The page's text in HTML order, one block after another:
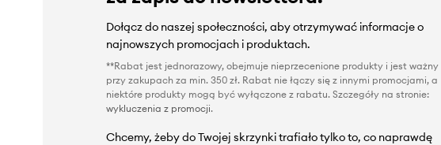
Dołącz do naszej społeczności, aby otrzymywać informacje o
najnowszych promocjach i produktach.
**Rabat jest jednorazowy, obejmuje nieprzecenione produkty i jest ważny
przy zakupach za min. 350 zł. Rabat nie łączy się z innymi promocjami, a
niektóre produkty mogą być wyłączone z rabatu. Szczegóły na stronie:
wykluczenia z promocji.
Chcemy, żeby do Twojej skrzynki trafiało tylko to, co naprawdę